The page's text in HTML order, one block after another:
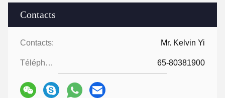
Contacts
Contacts: Mr. Kelvin Yi
Téléphone: 65-80381900